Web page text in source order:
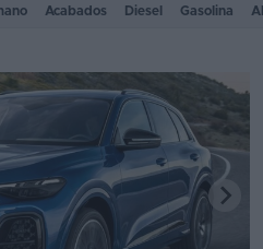
Acabados Diesel Gasolina